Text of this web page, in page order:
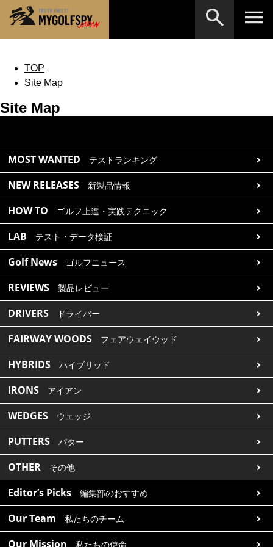
TOP
Site Map
Site Map
MOST WANTED テストランキング
NEW RELEASES 新製品情報
HOW TO ゴルフ上達・実践テクニック
LAB テスト・データ検証
Golf News ゴルフニュース
REVIEWS 製品レビュー
DRIVERS ドライバー
FAIRWAY WOODS フェアウェイウッド
HYBRIDS ハイブリッド
IRONS アイアン
WEDGES ウェッジ
PUTTERS パター
OTHER その他
Editor’s Picks 編集部のおすすめ
Our Team 私たちのチーム
Our Mission 私たちの使命
MOST WANTED
NEW RELEASES
HOW TO ゴルフ上達・実践テクニック
Golf News ゴルフニュース
REVIEWS 製品レビュー
DRIVERS ドライバー
FAIRWAY WOODS フェアウェイウッド
HYBRIDS ハイブリッド
IRONS アイアン
WEDGES ウェッジ
PUTTERS
OTHER その他
Editor’s Picks
Our Team 私たちのチーム
Our Mission
ABOUT US MyGolfSpyJapanとは？
※メーカー名やクラブ名など、検索したい事柄を入